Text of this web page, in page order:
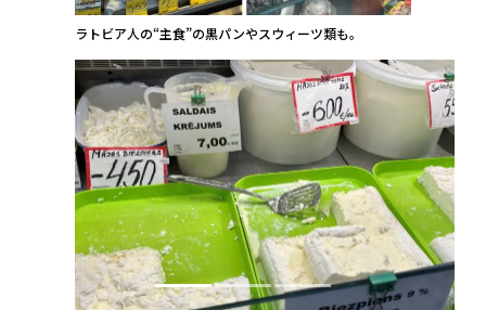
ラトビア人の“主食”の黒パンやスウィーツ類も。